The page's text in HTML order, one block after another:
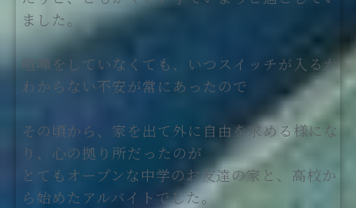
ました。
喧嘩をしていなくても、いつスイッチが入るか
わからない不安が常にあったので
その頃から、家を出て外に自由を求める様にな
り、心の拠り所だったのが
とてもオープンな中学のお友達の家と、高校か
ら始めたアルバイトでした。